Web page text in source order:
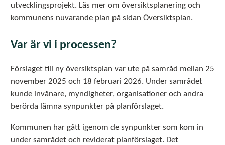
utvecklingsprojekt. Läs mer om översiktsplanering och
kommunens nuvarande plan på sidan Översiktsplan.
Var är vi i processen?
Förslaget till ny översiktsplan var ute på samråd mellan 25
november 2025 och 18 februari 2026. Under samrådet
kunde invånare, myndigheter, organisationer och andra
berörda lämna synpunkter på planförslaget.
Kommunen har gått igenom de synpunkter som kom in
under samrådet och reviderat planförslaget. Det